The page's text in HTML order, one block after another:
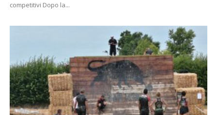
competitivi Dopo la...